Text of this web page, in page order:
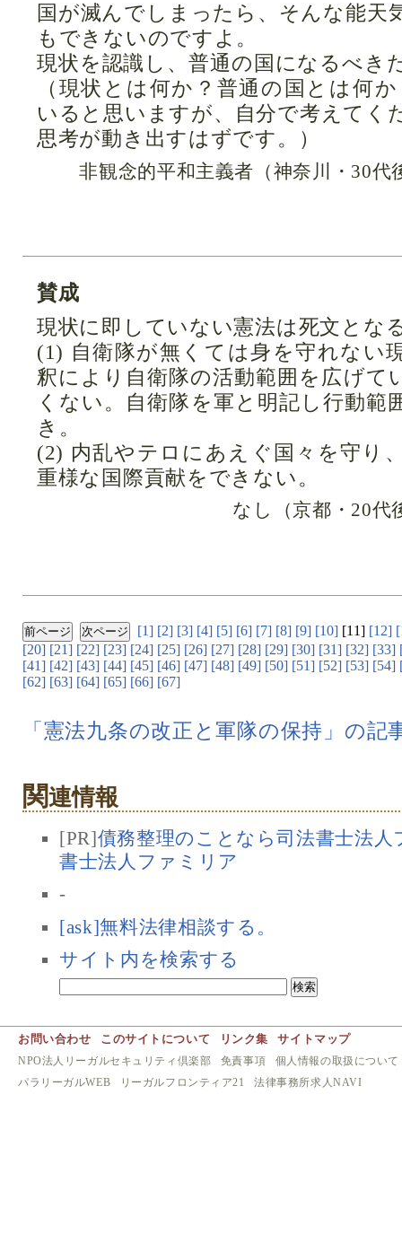
国が滅んでしまったら、そんな能天
もできないのですよ。
現状を認識し、普通の国になるべき
（現状とは何か？普通の国とは何
いると思いますが、自分で考えてく
思考が動き出すはずです。）
非観念的平和主義者（神奈川・30代
賛成
現状に即していない憲法は死文とな
(1) 自衛隊が無くては身を守れない
釈により自衛隊の活動範囲を広げて
くない。自衛隊を軍と明記し行動範
き。
(2) 内乱やテロにあえぐ国々を守り
重様な国際貢献をできない。
なし（京都・20代
[1] [2] [3] [4] [5] [6] [7] [8] [9] [10] [11] [12]
[20] [21] [22] [23] [24] [25] [26] [27] [28] [29] [30] [31] [32] [33]
[41] [42] [43] [44] [45] [46] [47] [48] [49] [50] [51] [52] [53] [54]
[62] [63] [64] [65] [66] [67]
「憲法九条の改正と軍隊の保持」の記
関連情報
[PR]債務整理のことなら司法書士法
書士法人ファミリア
-
[ask]無料法律相談する。
サイト内を検索する
お問い合わせ このサイトについて リンク集 サイトマップ
NPO法人リーガルセキュリティ倶楽部 免責事項
個人情報の取扱について
パラリーガルWEB
リーガルフロンティア21 法律事務所求人NAVI